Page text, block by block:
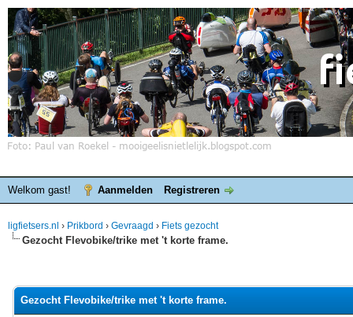
Welkom gast! Aanmelden Registreren
ligfietsers.nl › Prikbord › Gevraagd › Fiets gezocht
Gezocht Flevobike/trike met 't korte frame.
Gezocht Flevobike/trike met 't korte frame.